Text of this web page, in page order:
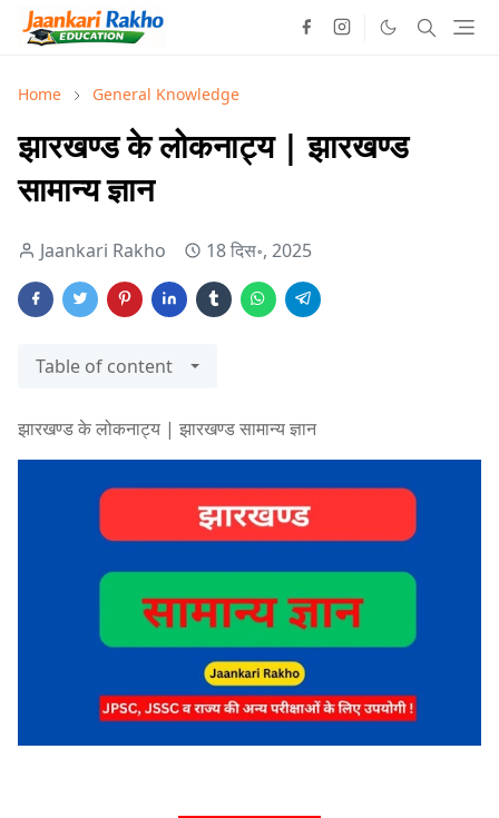
Home General Knowledge
झारखण्ड के लोकनाट्य | झारखण्ड
सामान्य ज्ञान
Jaankari Rakho 18 दिस॰, 2025
Table of content
झारखण्ड के लोकनाट्य | झारखण्ड सामान्य ज्ञान